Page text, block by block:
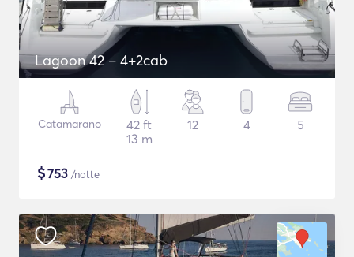
Lagoon 42 – 4+2cab
Catamarano
42 ft
13 m
12 4 5
$753 /notte